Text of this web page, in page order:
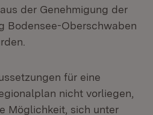
der Genehmigung der
Bodensee-Oberschwaben
für eine
nicht vorliegen,
Möglichkeit, sich unter